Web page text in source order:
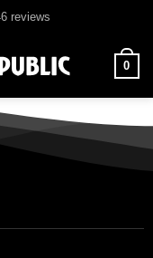
reviews
0